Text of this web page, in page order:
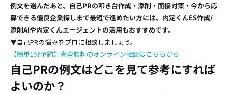
例文を選んだあと、自己PRの叩き台作成・添削・面接対策・今から応
募できる優良企業探しまで最短で進めたい方には、内定くんES作成/
添削AIや内定くんエージェントの活用もおすすめです。
▼自己PRの悩みをプロに相談しましょう。
【簡単1分予約】完全無料のオンライン相談はこちらから
自己PRの例文はどこを見て参考にすれば
よいのか？